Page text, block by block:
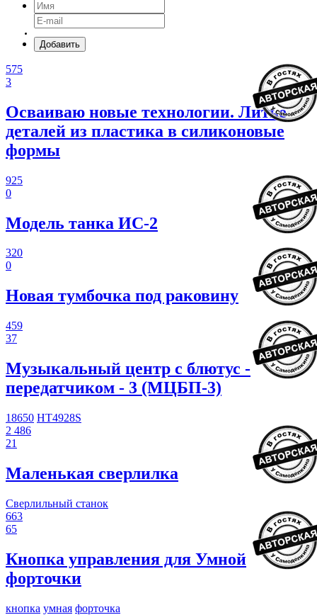
Добавить
575
3
Осваиваю новые технологии. Литье
деталей из пластика в силиконовые
формы
925
0
Модель танка ИС-2
320
0
Новая тумбочка под раковину
459
37
Музыкальный центр с блютус -
передатчиком - 3 (МЦБП-3)
18650 HT4928S
2 486
21
Маленькая сверлилка
Сверлильный станок
663
65
Кнопка управления для Умной
форточки
кнопка умная форточка